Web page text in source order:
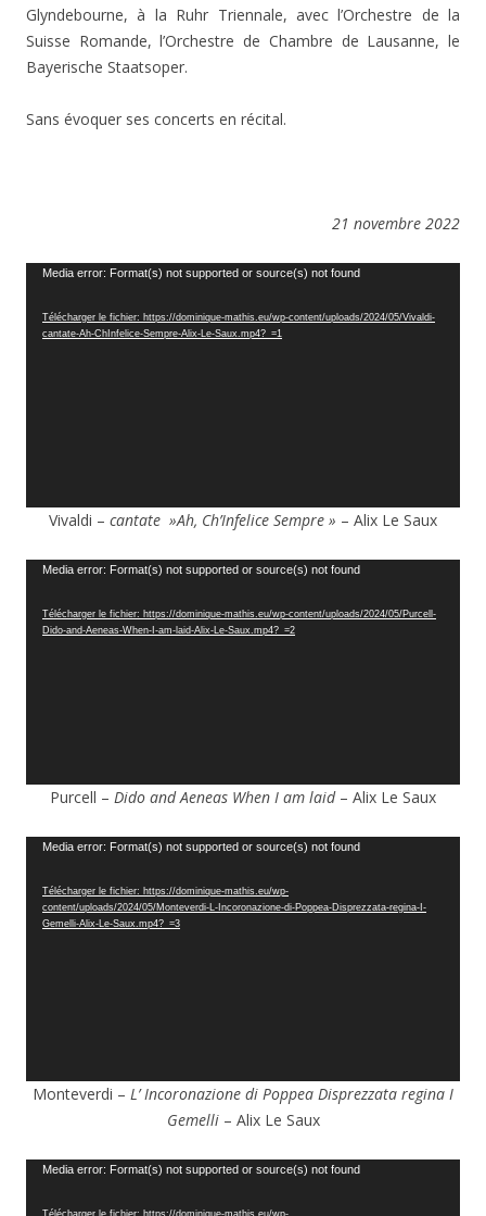
Glyndebourne, à la Ruhr Triennale, avec l’Orchestre de la
Suisse Romande, l’Orchestre de Chambre de Lausanne, le
Bayerische Staatsoper.
Sans évoquer ses concerts en récital.
21 novembre 2022
Lecteur
Media error: Format(s) not supported or source(s) not found
Télécharger le fichier: https://dominique-mathis.eu/wp-content/uploads/2024/05/Vivaldi-
cantate-Ah-ChInfelice-Sempre-Alix-Le-Saux.mp4?_=1
Vivaldi – cantate »Ah, Ch’Infelice Sempre » – Alix Le Saux
Lecteur
Media error: Format(s) not supported or source(s) not found
Télécharger le fichier: https://dominique-mathis.eu/wp-content/uploads/2024/05/Purcell-
Dido-and-Aeneas-When-I-am-laid-Alix-Le-Saux.mp4?_=2
Purcell – Dido and Aeneas When I am laid– Alix Le Saux
Lecteur
Media error: Format(s) not supported or source(s) not found
Télécharger le fichier: https://dominique-mathis.eu/wp-
content/uploads/2024/05/Monteverdi-L-Incoronazione-di-Poppea-Disprezzata-regina-I-
Gemelli-Alix-Le-Saux.mp4?_=3
Monteverdi – L’ Incoronazione di Poppea Disprezzata regina I
Gemelli– Alix Le Saux
Lecteur
Media error: Format(s) not supported or source(s) not found